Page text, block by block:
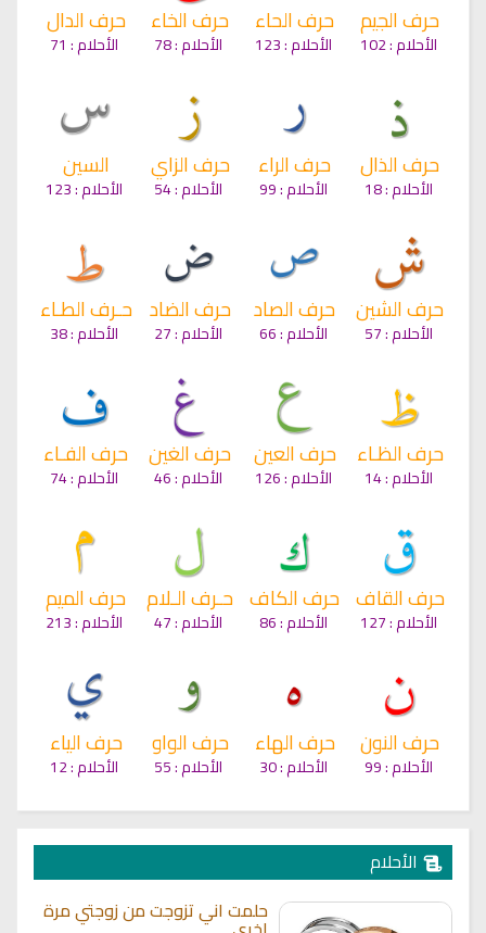
حرف الجيم
الأحلام :102
حرف الحاء
الأحلام :123
حرف الخاء
الأحلام :78
حرف الدال
الأحلام : 71
حرف الذال
الأحلام :18
حرف الراء
الأحلام :99
حرف الزاي
الأحلام :54
السين
الأحلام :123
حرف الشين
الأحلام :57
حرف الصاد
الأحلام :66
حرف الضاد
الأحلام :27
حـرف الطـاء
الأحلام :38
حرف الظـاء
الأحلام :14
حرف العين
الأحلام :126
حرف الغين
الأحلام :46
حرف الفـاء
الأحلام :74
حرف القاف
الأحلام :127
حرف الكاف
الأحلام :86
حـرف الـلام
الأحلام :47
حرف الميم
الأحلام :213
حرف النون
الأحلام :99
حرف الهاء
الأحلام :30
حرف الواو
الأحلام :55
حرف الياء
الأحلام :12
الأحلام
حلمت اني تزوجت من زوجتي مرة